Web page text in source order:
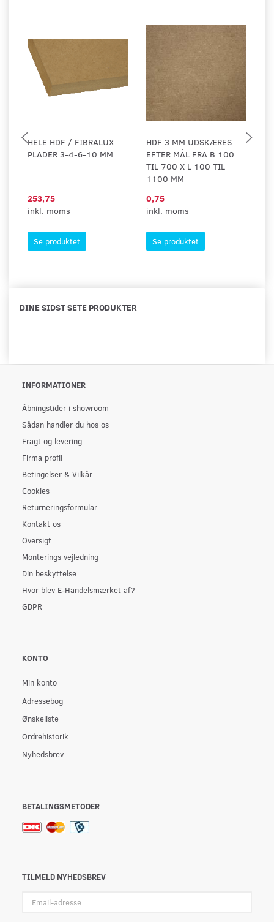
HELE HDF / FIBRALUX
PLADER 3-4-6-10 MM
253,75
inkl. moms
Se produktet
HDF 3 MM UDSKÆRES
EFTER MÅL FRA B 100
TIL 700 X L 100 TIL
1100 MM
0,75
inkl. moms
Se produktet
DINE SIDST SETE PRODUKTER
INFORMATIONER
Åbningstider i showroom
Sådan handler du hos os
Fragt og levering
Firma profil
Betingelser & Vilkår
Cookies
Returneringsformular
Kontakt os
Oversigt
Monterings vejledning
Din beskyttelse
Hvor blev E-Handelsmærket af?
GDPR
KONTO
Min konto
Adressebog
Ønskeliste
Ordrehistorik
Nyhedsbrev
BETALINGSMETODER
TILMELD NYHEDSBREV
adresse